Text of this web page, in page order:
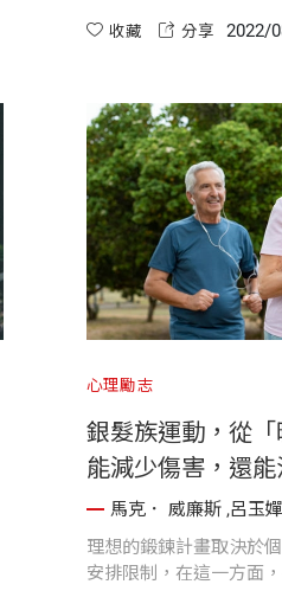
收藏 分享 2022/
心理勵志
銀髮族運動，從
能減少傷害，還
馬克． 威廉斯 ,呂玉
理想的鍛鍊計畫取決於
安排限制，在這一方面